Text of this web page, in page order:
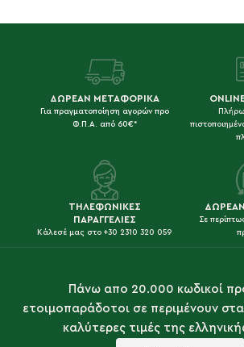
ΔΩΡΕΑΝ ΜΕΤΑΦΟΡΙΚΑ
Για πραγματοποίηση αγορών προ
Φ.Π.Α. από 60€*
ΤΗΛΕΦΩΝΙΚΕΣ
ΠΑΡΑΓΓΕΛΙΕΣ
Κάλεσέ μας στο +30 2310 320 059
Σε
Πάνω απο 20.000 κωδικοί
ετοιμοπαράδοτοι σε περιμένουν
καλύτερες τιμές της